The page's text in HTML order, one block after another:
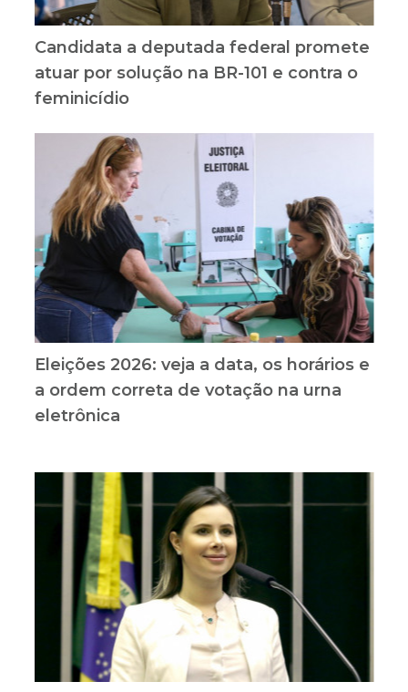
Candidata a deputada federal promete
atuar por solução na BR-101 e contra o
feminicídio
Eleições 2026: veja a data, os horários e
a ordem correta de votação na urna
eletrônica